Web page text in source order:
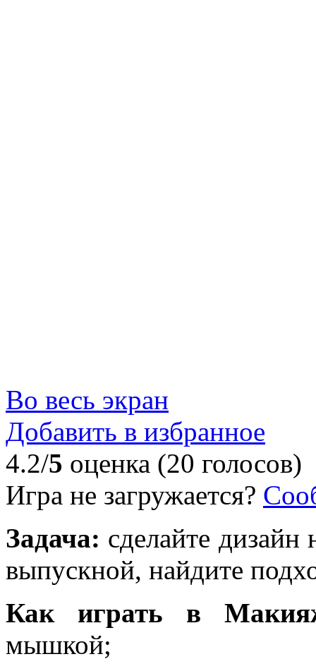
Во весь экран
Добавить в избранное
4.2/5 оценка (20 голосов)
Игра не загружается?
Задача: сделайте дизайн
выпускной, найдите
Как играть в
мышкой;